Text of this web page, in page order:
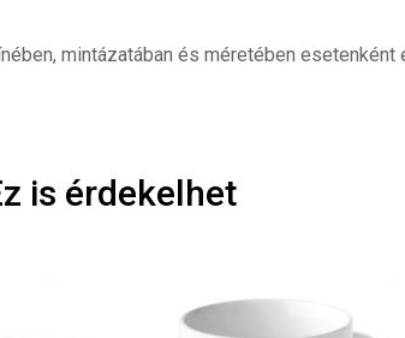
mintázatában és méretében esetenként
is érdekelhet